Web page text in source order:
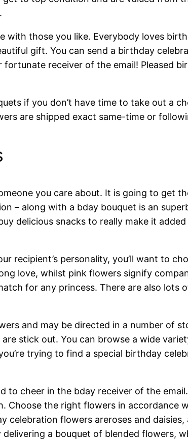
those you like. Everybody loves
gift. You can send a birthday
receiver of the email! Pleased
if you don’t have time to take out a
are shipped exact same-time or
you care about. It is going to get
– along with a bday bouquet is an
delicious snacks to really make it
recipient’s personality, you’ll want to
love, whilst pink flowers signify
for any princess. There are also lots
and may be directed in a number of
stick out. You can browse a wide
trying to find a special birthday
to cheer in the bday receiver of the
Choose the right flowers in accordance
celebration flowers areroses and daisies,
a bouquet of blended flowers,